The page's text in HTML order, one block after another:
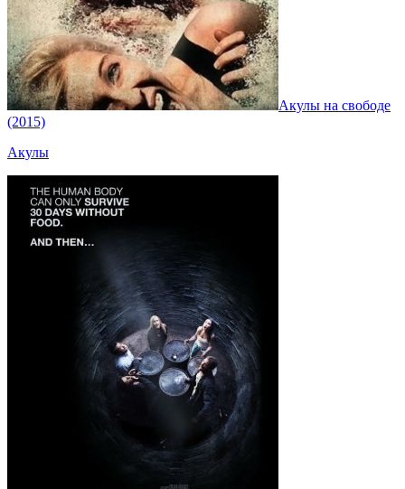
Акулы на свободе
(2015)
Акулы